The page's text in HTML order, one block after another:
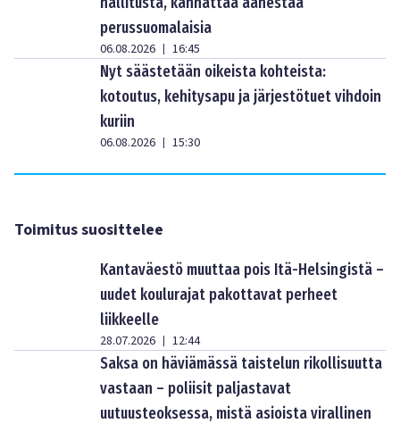
perussuomalaisia
06.08.2026 | 16:45
Nyt säästetään oikeista kohteista:
kotoutus, kehitysapu ja järjestötuet vihdoin
kuriin
06.08.2026 | 15:30
Toimitus suosittelee
Kantaväestö muuttaa pois Itä-Helsingistä –
uudet koulurajat pakottavat perheet
liikkeelle
28.07.2026 | 12:44
Saksa on häviämässä taistelun rikollisuutta
vastaan – poliisit paljastavat
uutuusteoksessa, mistä asioista virallinen